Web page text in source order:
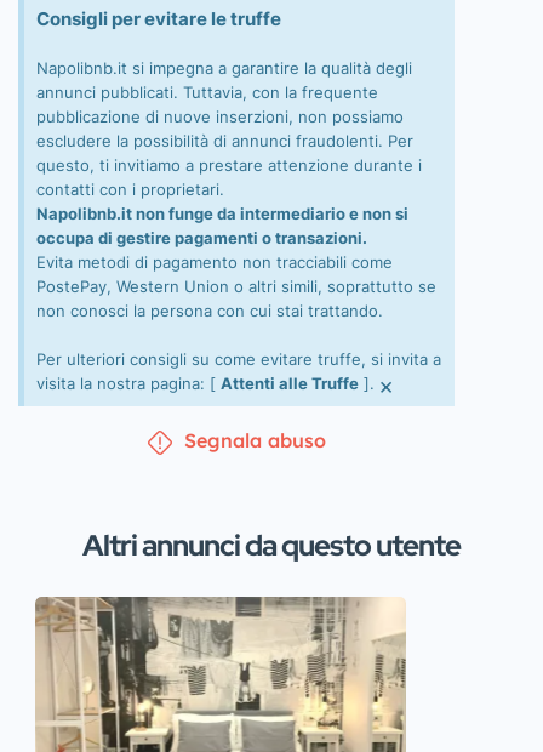
Consigli per evitare le truffe
Napolibnb.it si impegna a garantire la qualità degli
annunci pubblicati. Tuttavia, con la frequente
pubblicazione di nuove inserzioni, non possiamo
escludere la possibilità di annunci fraudolenti. Per
questo, ti invitiamo a prestare attenzione durante i
contatti con i proprietari.
Napolibnb.it non funge da intermediario e non si
occupa di gestire pagamenti o transazioni.
Evita metodi di pagamento non tracciabili come
PostePay, Western Union o altri simili, soprattutto se
non conosci la persona con cui stai trattando.
Per ulteriori consigli su come evitare truffe, si invita a
visita la nostra pagina: [ Attenti alle Truffe ]. ×
Segnala abuso
Altri annunci da questo utente